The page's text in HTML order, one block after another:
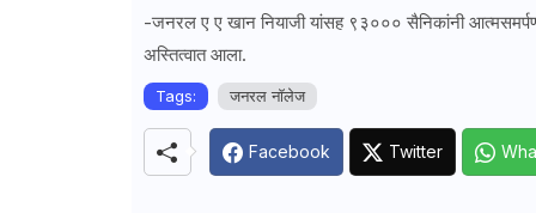
-जनरल ए ए खान नियाजी यांसह ९३००० सैनिकांनी
अस्तित्वात आला.
Tags: जनरल नाॅलेज
Facebook Twitter